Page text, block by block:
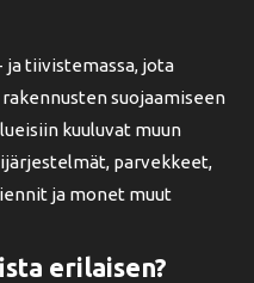
tiivistemassa, jota
suojaamiseen
kuuluvat muun
parvekkeet,
ja monet muut
erilaisen?